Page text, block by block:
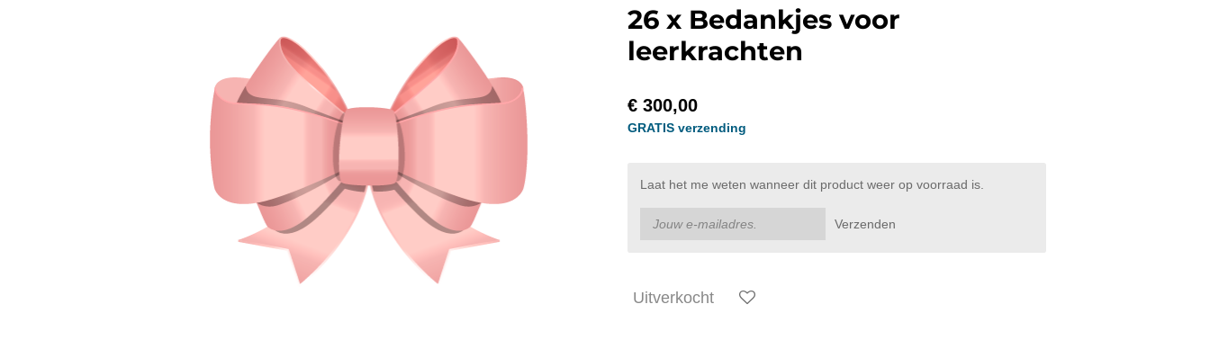
26 x Bedankjes voor
leerkrachten
€ 300,00
GRATIS verzending
Laat het me weten wanneer dit product weer op voorraad is.
Verzenden
Uitverkocht